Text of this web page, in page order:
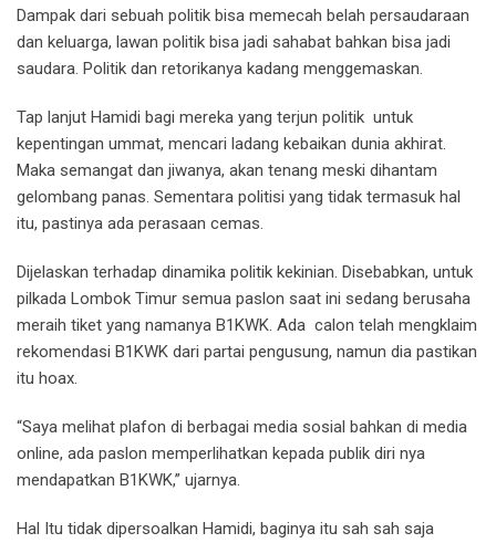
Dampak dari sebuah politik bisa memecah belah persaudaraan
dan keluarga, lawan politik bisa jadi sahabat bahkan bisa jadi
saudara. Politik dan retorikanya kadang menggemaskan.
Tap lanjut Hamidi bagi mereka yang terjun politik untuk
kepentingan ummat, mencari ladang kebaikan dunia akhirat.
Maka semangat dan jiwanya, akan tenang meski dihantam
gelombang panas. Sementara politisi yang tidak termasuk hal
itu, pastinya ada perasaan cemas.
Dijelaskan terhadap dinamika politik kekinian. Disebabkan, untuk
pilkada Lombok Timur semua paslon saat ini sedang berusaha
meraih tiket yang namanya B1KWK. Ada calon telah mengklaim
rekomendasi B1KWK dari partai pengusung, namun dia pastikan
itu hoax.
“Saya melihat plafon di berbagai media sosial bahkan di media
online, ada paslon memperlihatkan kepada publik diri nya
mendapatkan B1KWK,” ujarnya.
Hal Itu tidak dipersoalkan Hamidi, baginya itu sah sah saja